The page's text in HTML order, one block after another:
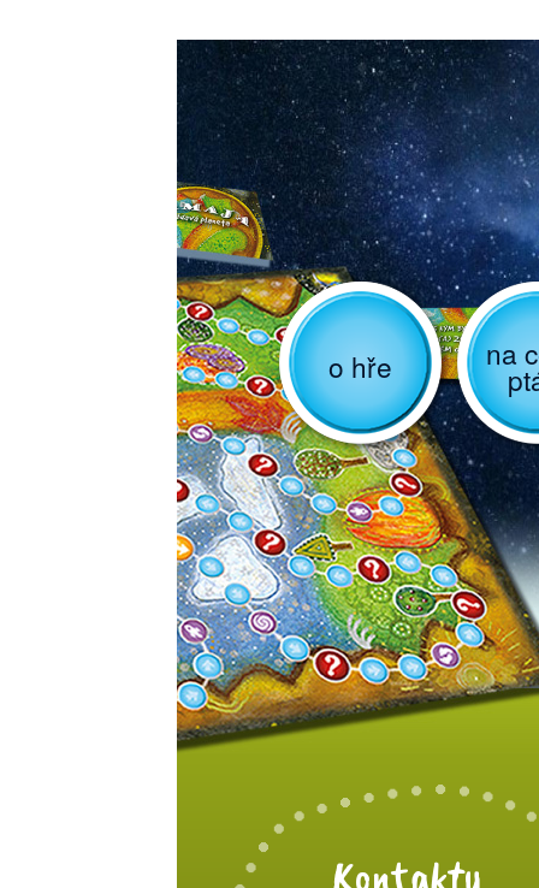
o hře na
Kontakty